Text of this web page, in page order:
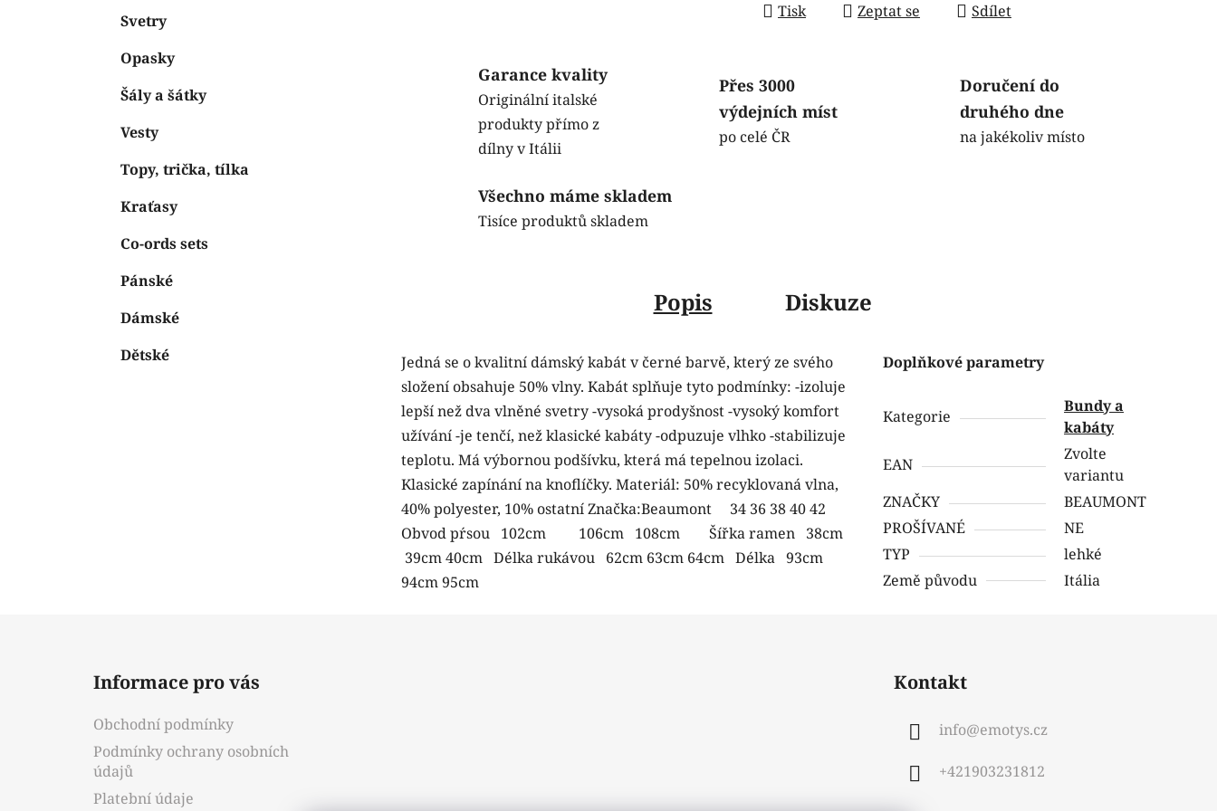
Svetry
Opasky
Šály a šátky
Vesty
Topy, trička, tílka
Kraťasy
Co-ords sets
Pánské
Dámské
Dětské
Tisk Zeptat se Sdílet
Garance kvality
Originální italské
produkty přímo z
dílny v Itálii
Přes 3000
výdejních míst
po celé ČR
Doručení do
druhého dne
na jakékoliv místo
Všechno máme skladem
Tisíce produktů skladem
Popis Diskuze
Jedná se o kvalitní dámský kabát v černé barvě, který ze svého
složení obsahuje 50% vlny. Kabát splňuje tyto podmínky: -izoluje
lepší než dva vlněné svetry -vysoká prodyšnost -vysoký komfort
užívání -je tenčí, než klasické kabáty -odpuzuje vlhko -stabilizuje
teplotu. Má výbornou podšívku, která má tepelnou izolaci.
Klasické zapínání na knoflíčky. Materiál: 50% recyklovaná vlna,
40% polyester, 10% ostatní Značka:Beaumont 34 36 38 40 42
Obvod pŕsou 102cm 106cm 108cm Šířka ramen 38cm
39cm 40cm Délka rukávou 62cm 63cm 64cm Délka 93cm
94cm 95cm
Doplňkové parametry
Kategorie
Bundy a
kabáty
EAN
Zvolte
variantu
ZNAČKY
BEAUMONT
PROŠÍVANÉ
NE
TYP
lehké
Země původu
Itália
Informace pro vás
Obchodní podmínky
Podmínky ochrany osobních
údajů
Platební údaje
Kontakt
info@emotys.cz
+421903231812